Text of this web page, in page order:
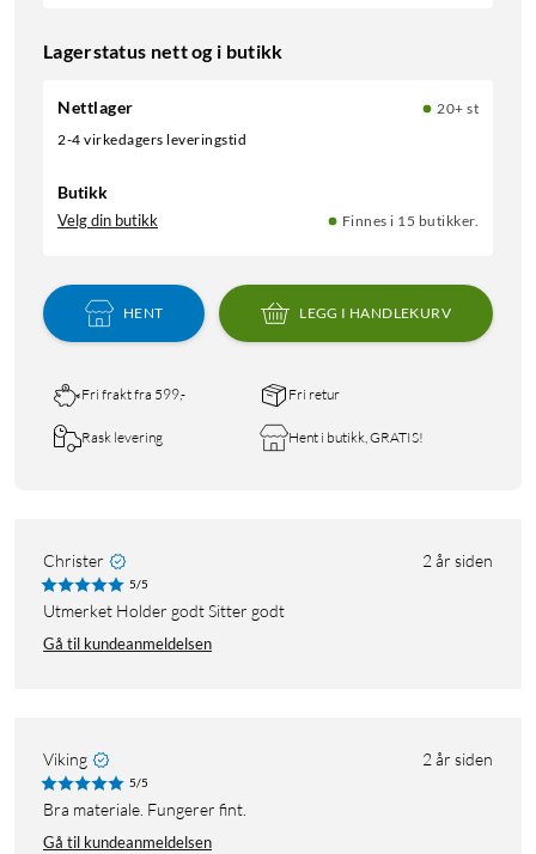
Lagerstatus nett og i butikk
Nettlager
20+ st
2-4 virkedagers leveringstid
Butikk
Velg din butikk Finnes i 15 butikker.
HENT LEGG I HANDLEKURV
Fri frakt fra 599,- Fri retur
Rask levering Hent i butikk, GRATIS!
Christer 2 år siden
5/5
Utmerket Holder godt Sitter godt
Gå til kundeanmeldelsen
Viking 2 år siden
5/5
Bra materiale. Fungerer fint.
Gå til kundeanmeldelsen